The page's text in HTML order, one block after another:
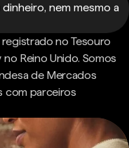
nem mesmo a
no Tesouro
Reino Unido. Somos
de Mercados
com parceiros